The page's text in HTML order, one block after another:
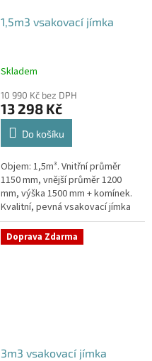
1,5m3 vsakovací jímka
Skladem
10 990 Kč bez DPH
13 298 Kč
Do košíku
Objem: 1,5m³. Vnitřní průměr
1150 mm, vnější průměr 1200
mm, výška 1500 mm + komínek.
Kvalitní, pevná vsakovací jímka
(nádrž) bez potřeby
obetonování Průměr přítoku a
odtoku +...
Doprava Zdarma
3m3 vsakovací jímka